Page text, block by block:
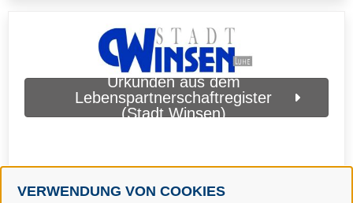
VERWENDUNG VON COOKIES
Urkunden aus dem
Lebenspartnerschaftregister
(Stadt Winsen)